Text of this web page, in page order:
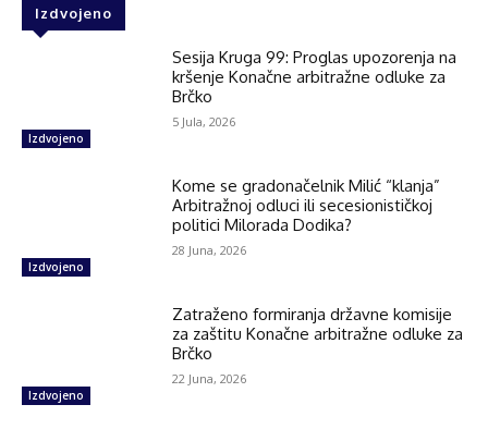
Izdvojeno
Izdvojeno
Sesija Kruga 99: Proglas upozorenja na
kršenje Konačne arbitražne odluke za
Brčko
5 Jula, 2026
Izdvojeno
Kome se gradonačelnik Milić “klanja”
Arbitražnoj odluci ili secesionističkoj
politici Milorada Dodika?
28 Juna, 2026
Izdvojeno
Zatraženo formiranja državne komisije
za zaštitu Konačne arbitražne odluke za
Brčko
22 Juna, 2026